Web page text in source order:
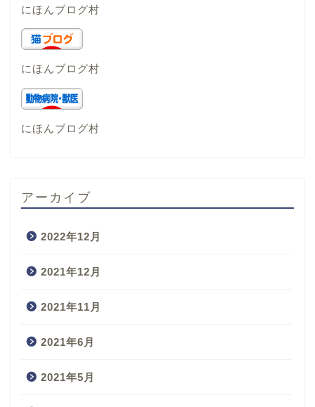
にほんブログ村
にほんブログ村
にほんブログ村
アーカイブ
2022年12月
2021年12月
2021年11月
2021年6月
2021年5月